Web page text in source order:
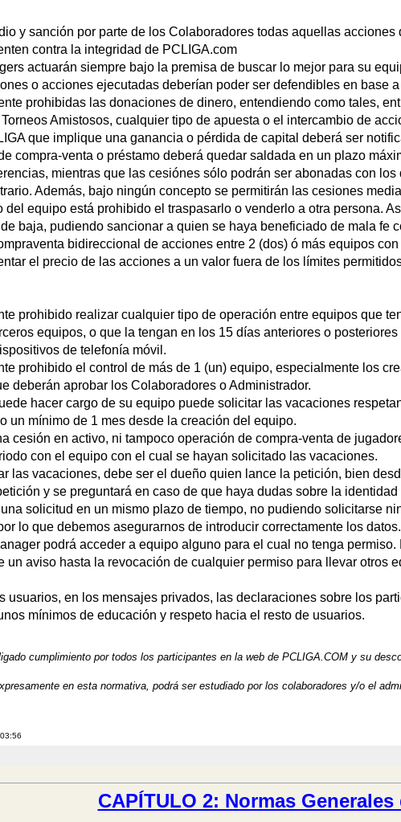
y sanción por parte de los Colaboradores todas aquellas
contra la integridad de PCLIGA.com
actuarán siempre bajo la premisa de buscar lo mejor para su
o acciones ejecutadas deberían poder ser defendibles en base
prohibidas las donaciones de dinero, entendiendo como tales,
Amistosos, cualquier tipo de apuesta o el intercambio de
que implique una ganancia o pérdida de capital deberá ser
compra-venta o préstamo deberá quedar saldada en un plazo
mientras que las cesiónes sólo podrán ser abonadas con
Además, bajo ningún concepto se permitirán las cesiones
equipo está prohibido el traspasarlo o venderlo a otra persona.
baja, pudiendo sancionar a quien se haya beneficiado de mala fe
bidireccional de acciones entre 2 (dos) ó más equipos
el precio de las acciones a un valor fuera de los límites
prohibido realizar cualquier tipo de operación entre equipos que
equipos, o que la tengan en los 15 días anteriores o
de telefonía móvil.
prohibido el control de más de 1 (un) equipo, especialmente los
deberán aprobar los Colaboradores o Administrador.
hacer cargo de su equipo puede solicitar las vacaciones
un mínimo de 1 mes desde la creación del equipo.
cesión en activo, ni tampoco operación de compra-venta de
con el equipo con el cual se hayan solicitado las vacaciones.
las vacaciones, debe ser el dueño quien lance la petición, bien
y se preguntará en caso de que haya dudas sobre la
solicitud en un mismo plazo de tiempo, no pudiendo solicitarse
lo que debemos asegurarnos de introducir correctamente los datos.
podrá acceder a equipo alguno para el cual no tenga
un aviso hasta la revocación de cualquier permiso para llevar otros
usuarios, en los mensajes privados, las declaraciones sobre los
mínimos de educación y respeto hacia el resto de usuarios.
cumplimiento por todos los participantes en la web de PCLIGA.COM y su
en esta normativa, podrá ser estudiado por los colaboradores y/o el
CAPÍTULO 2: Normas